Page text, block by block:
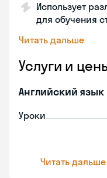
Использует
для обучения
Читать дальше
Услуги и
Английский язык
Уроки
Читать дальше